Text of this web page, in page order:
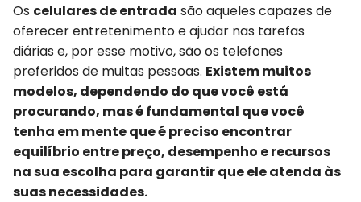
Os celulares de entrada são aqueles capazes de
oferecer entretenimento e ajudar nas tarefas
diárias e, por esse motivo, são os telefones
preferidos de muitas pessoas. Existem muitos
modelos, dependendo do que você está
procurando, mas é fundamental que você
tenha em mente que é preciso encontrar
equilíbrio entre preço, desempenho e recursos
na sua escolha para garantir que ele atenda às
suas necessidades.